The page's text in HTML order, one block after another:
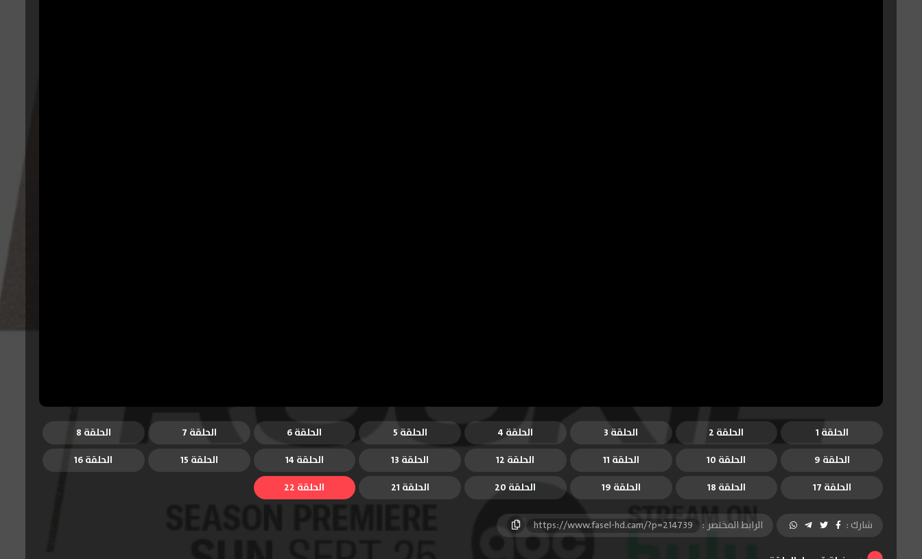
الحلقة 1 الحلقة 2 الحلقة 3 الحلقة 4 الحلقة 5 الحلقة 6 الحلقة 7
الحلقة 8
الحلقة 9
الحلقة 10 الحلقة 11 الحلقة 12 الحلقة 13 الحلقة 14 الحلقة 15
الحلقة 16
الحلقة 17
الحلقة 18 الحلقة 19 الحلقة 20 الحلقة 21 الحلقة 22
شارك : الرابط المختصر : https://www.fasel-hd.cam/?p=214739